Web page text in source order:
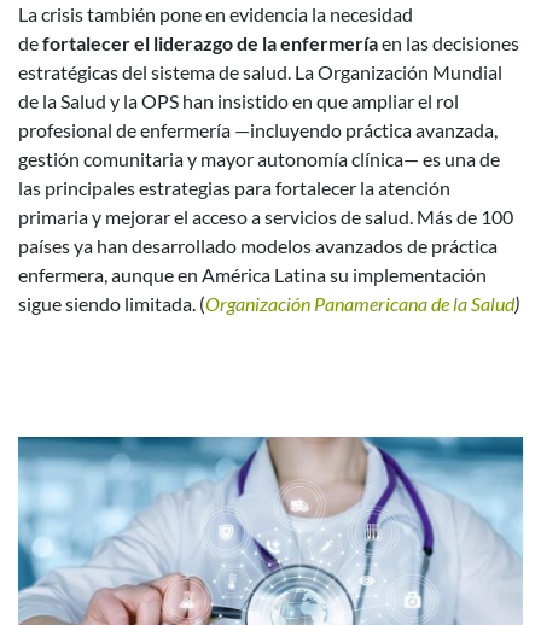
La crisis también pone en evidencia la necesidad
defortalecer el liderazgo de la enfermeríaen las decisiones
estratégicas del sistema de salud. La Organización Mundial
de la Salud y la OPS han insistido en que ampliar el rol
profesional de enfermería —incluyendo práctica avanzada,
gestión comunitaria y mayor autonomía clínica— es una de
las principales estrategias para fortalecer la atención
primaria y mejorar el acceso a servicios de salud. Más de 100
países ya han desarrollado modelos avanzados de práctica
enfermera, aunque en América Latina su implementación
sigue siendo limitada. (Organización Panamericana de la Salud)